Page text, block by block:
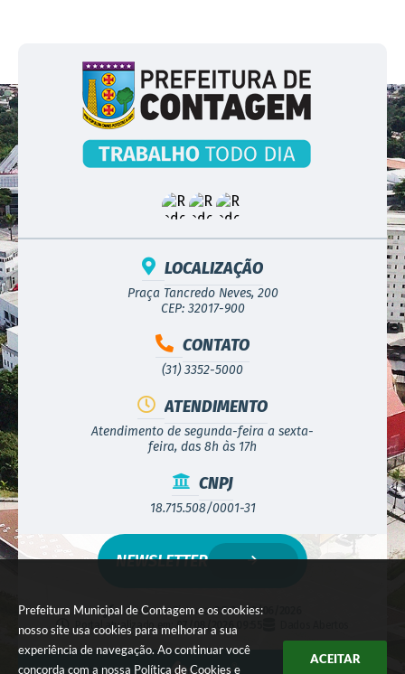
Prefeitura Municipal de Contagem e os cookies:
nosso site usa cookies para melhorar a sua
experiência de navegação. Ao continuar você
concorda com a nossa Política de Cookies e
ACEITAR
LOCALIZAÇÃO
Praça Tancredo Neves, 200
CEP: 32017-900
CONTATO
(31) 3352-5000
ATENDIMENTO
Atendimento de segunda-feira a sexta-
feira, das 8h às 17h
CNPJ
18.715.508/0001-31
Versão do Sistema:3.5.3 - 19/06/2026
Portal atualizado em:
07/08/2026 09:55
NEWSLETTER